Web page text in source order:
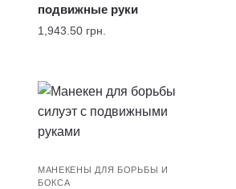
подвижные руки
1,943.50 грн.
МАНЕКЕНЫ ДЛЯ БОРЬБЫ И
БОКСА